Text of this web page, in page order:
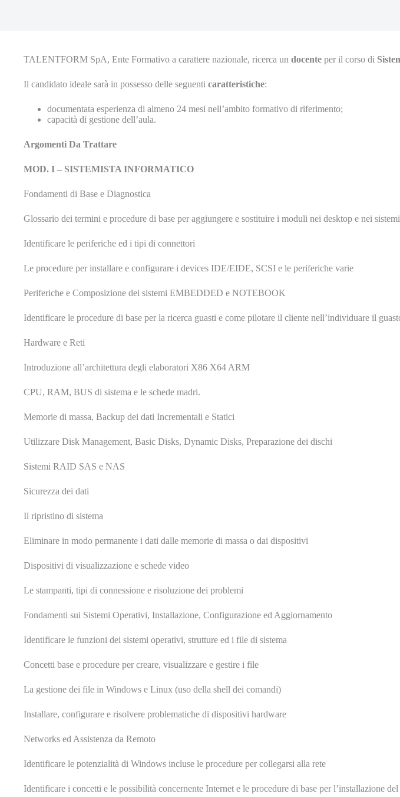
TALENTFORM SpA, Ente Formativo a carattere nazionale, ricerca un docente per il corso di
Il candidato ideale sarà in possesso delle seguenti caratteristiche:
documentata esperienza di almeno 24 mesi nell’ambito formativo di riferimento;
capacità di gestione dell’aula.
Argomenti Da Trattare
MOD. I – SISTEMISTA INFORMATICO
Fondamenti di Base e Diagnostica
Glossario dei termini e procedure di base per aggiungere e sostituire i moduli nei desktop e nei
Identificare le periferiche ed i tipi di connettori
Le procedure per installare e configurare i devices IDE/EIDE, SCSI e le periferiche varie
Periferiche e Composizione dei sistemi EMBEDDED e NOTEBOOK
Identificare le procedure di base per la ricerca guasti e come pilotare il cliente nell’individuare il
Hardware e Reti
Introduzione all’architettura degli elaboratori X86 X64 ARM
CPU, RAM, BUS di sistema e le schede madri.
Memorie di massa, Backup dei dati Incrementali e Statici
Utilizzare Disk Management, Basic Disks, Dynamic Disks, Preparazione dei dischi
Sistemi RAID SAS e NAS
Sicurezza dei dati
Il ripristino di sistema
Eliminare in modo permanente i dati dalle memorie di massa o dai dispositivi
Dispositivi di visualizzazione e schede video
Le stampanti, tipi di connessione e risoluzione dei problemi
Fondamenti sui Sistemi Operativi, Installazione, Configurazione ed Aggiornamento
Identificare le funzioni dei sistemi operativi, strutture ed i file di sistema
Concetti base e procedure per creare, visualizzare e gestire i file
La gestione dei file in Windows e Linux (uso della shell dei comandi)
Installare, configurare e risolvere problematiche di dispositivi hardware
Networks ed Assistenza da Remoto
Identificare le potenzialità di Windows incluse le procedure per collegarsi alla rete
Identificare i concetti e le possibilità concernente Internet e le procedure di base per l’installazione del